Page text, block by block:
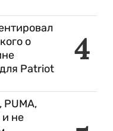
4
о
Patriot
PUMA,
и не